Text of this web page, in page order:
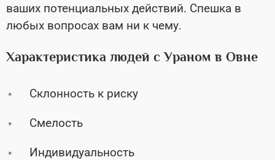
ваших потенциальных действий. Спешка в
любых вопросах вам ни к чему.
Характеристика людей с Ураном в Овне
Склонность к риску
Смелость
Индивидуальность